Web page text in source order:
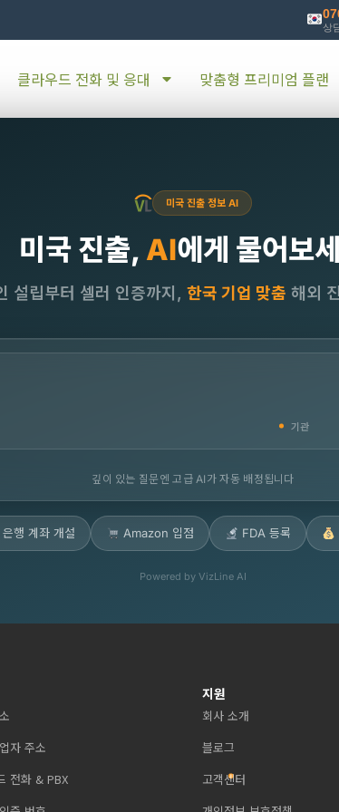
상
클라우드 전화 및 응대 맞춤형 프리미엄 플랜
미국 진출 정보 AI
미국 진출, AI에게 물어보
설립부터 셀러 인증까지, 한국 기업 맞춤 해외
깊이 있는 질문엔 고급 AI가 자동 배정됩니다
은행 계좌 개설 Amazon 입점 FDA 등록
Powered by VizLine AI
자 주소
전화 & PBX
지원
회사 소개
블로그
고객센터